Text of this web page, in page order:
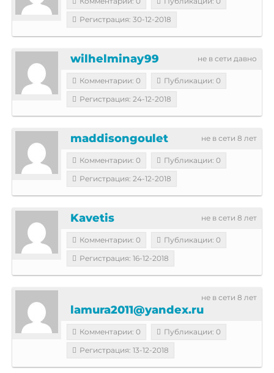
Регистрация: 30-12-2018
не в сети давно
wilhelminay99
Комментарии: 0
Публикации: 0
Регистрация: 24-12-2018
не в сети 8 лет
maddisongoulet
Комментарии: 0
Публикации: 0
Регистрация: 24-12-2018
не в сети 8 лет
Kavetis
Комментарии: 0
Публикации: 0
Регистрация: 16-12-2018
не в сети 8 лет
lamura2011@yandex.ru
Комментарии: 0
Публикации: 0
Регистрация: 13-12-2018